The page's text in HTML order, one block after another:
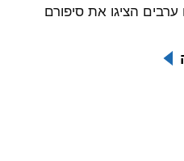
ערבים הציגו את סיפורם